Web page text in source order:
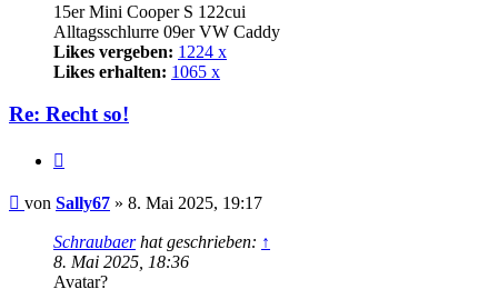
15er Mini Cooper S 122cui
Alltagsschlurre 09er VW Caddy
Likes vergeben: 1224 x
Likes erhalten: 1065 x
Re: Recht so!
Beitrag
von Sally67 » 8. Mai 2025, 19:17
Schraubaerhat geschrieben: ↑
8. Mai 2025, 18:36
Avatar?